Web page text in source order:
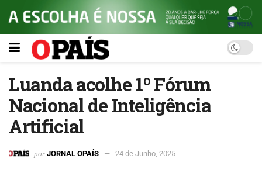
Luanda acolhe 1º Fórum
Nacional de Inteligência
Artificial
por JORNAL OPAÍS 24 de Junho, 2025